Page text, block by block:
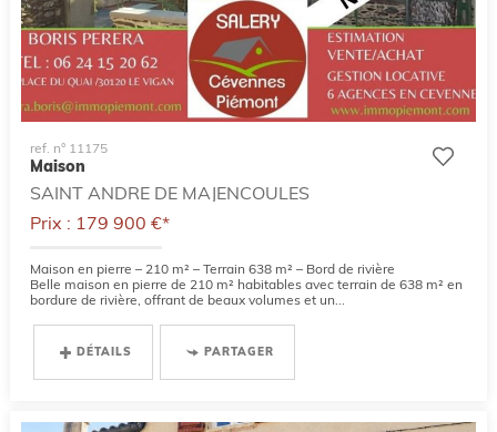
ref. n° 11175
Maison
SAINT ANDRE DE MAJENCOULES
Prix : 179 900 €*
Maison en pierre – 210 m² – Terrain 638 m² – Bord de rivière
Belle maison en pierre de 210 m² habitables avec terrain de 638 m² en
bordure de rivière, offrant de beaux volumes et un...
DÉTAILS PARTAGER